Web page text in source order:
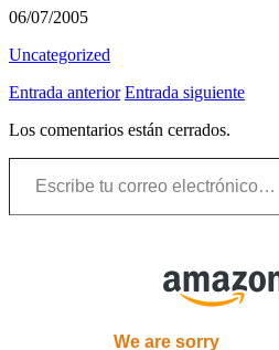
06/07/2005
Uncategorized
Entrada anterior Entrada siguiente
Los comentarios están cerrados.
Escribe tu correo electrónico…